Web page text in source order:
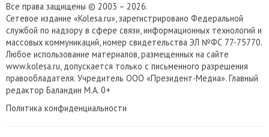
Все права защищены © 2003 – 2026.
Сетевое издание «Kolesa.ru», зарегистрировано Федеральной
службой по надзору в сфере связи, информационных технологий и
массовых коммуникаций, номер свидетельства ЭЛ №ФС 77-75770.
Любое использование материалов, размещенных на сайте
www.kolesa.ru, допускается только с письменного разрешения
правообладателя. Учредитель ООО «Президент-Медиа». Главный
редактор Баландин М.А. 0+
Политика конфиденциальности